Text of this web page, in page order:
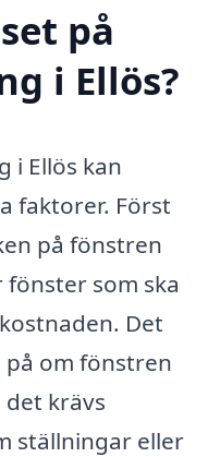
på
i Ellös?
i Ellös kan
faktorer. Först
på fönstren
som ska
Det
om fönstren
krävs
ställningar eller